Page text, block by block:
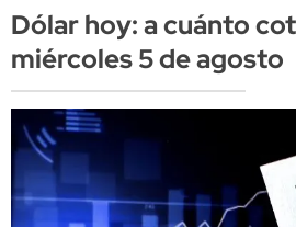
Dólar hoy: a cuánto
miércoles 5 de agosto